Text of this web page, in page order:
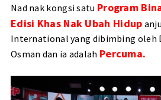
Nad nak kongsi satu Program
Edisi Khas Nak Ubah Hidup
International yang dibimbing oleh
Osman dan ia adalah Percuma.